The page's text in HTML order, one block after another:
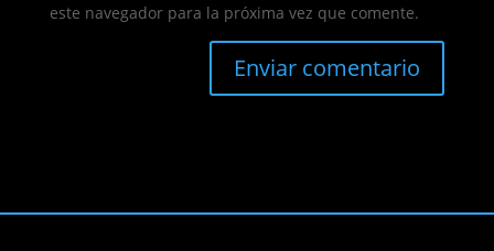
este navegador para la próxima vez que comente.